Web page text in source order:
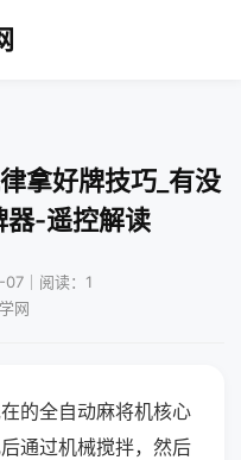
拿好牌技巧_有没
器-遥控解读
｜阅读：1
网
的全自动麻将机核心
通过机械搅拌，然后